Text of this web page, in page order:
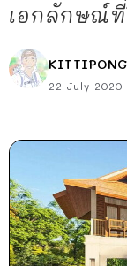
เอกลักษณ์ที่
KITTIPONG
22 July 2020